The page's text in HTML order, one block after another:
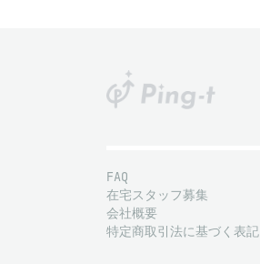
FAQ
在宅スタッフ募集
会社概要
特定商取引法に基づく表記